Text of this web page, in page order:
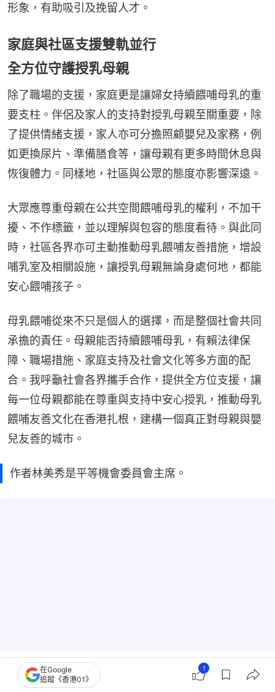
形象，有助吸引及挽留人才。
家庭與社區支援雙軌並行
全方位守護授乳母親
除了職場的支援，家庭更是讓婦女持續餵哺母乳的重
要支柱。伴侶及家人的支持對授乳母親至關重要，除
了提供情緒支援，家人亦可分擔照顧嬰兒及家務，例
如更換尿片、準備膳食等，讓母親有更多時間休息與
恢復體力。同樣地，社區與公眾的態度亦影響深遠。
大眾應尊重母親在公共空間餵哺母乳的權利，不加干
擾、不作標籤，並以理解與包容的態度看待。與此同
時，社區各界亦可主動推動母乳餵哺友善措施，增設
哺乳室及相關設施，讓授乳母親無論身處何地，都能
安心餵哺孩子。
母乳餵哺從來不只是個人的選擇，而是整個社會共同
承擔的責任。母親能否持續餵哺母乳，有賴法律保
障、職場措施、家庭支持及社會文化等多方面的配
合。我呼籲社會各界攜手合作，提供全方位支援，讓
每一位母親都能在尊重與支持中安心授乳，推動母乳
餵哺友善文化在香港扎根，建構一個真正對母親與嬰
兒友善的城市。
作者林美秀是平等機會委員會主席。
文章僅屬作者意見，不代表香港01立場。
在Google
追蹤《香港01》
1